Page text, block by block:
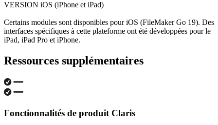
VERSION iOS (iPhone et iPad)
Certains modules sont disponibles pour iOS (FileMaker Go 19). Des
interfaces spécifiques à cette plateforme ont été développées pour le
iPad, iPad Pro et iPhone.
Ressources supplémentaires
Fonctionnalités de produit Claris